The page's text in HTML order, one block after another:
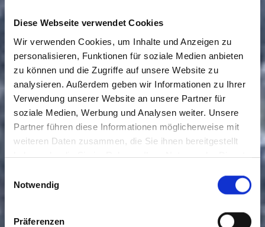
Diese Webseite verwendet Cookies
Wir verwenden Cookies, um Inhalte und Anzeigen zu
personalisieren, Funktionen für soziale Medien anbieten
zu können und die Zugriffe auf unsere Website zu
analysieren. Außerdem geben wir Informationen zu Ihrer
Verwendung unserer Website an unsere Partner für
soziale Medien, Werbung und Analysen weiter. Unsere
Partner führen diese Informationen möglicherweise mit
weiteren Daten zusammen, die Sie ihnen bereitgestellt
haben oder die Sie im Rahmen Ihrer Nutzung der Dienste
Cookies, wenn Sie unsere Webseite weiterhin nutzen.
Notwendig
Präferenzen